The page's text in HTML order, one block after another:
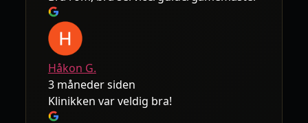
Håkon G.
3 måneder siden
Klinikken var veldig bra!